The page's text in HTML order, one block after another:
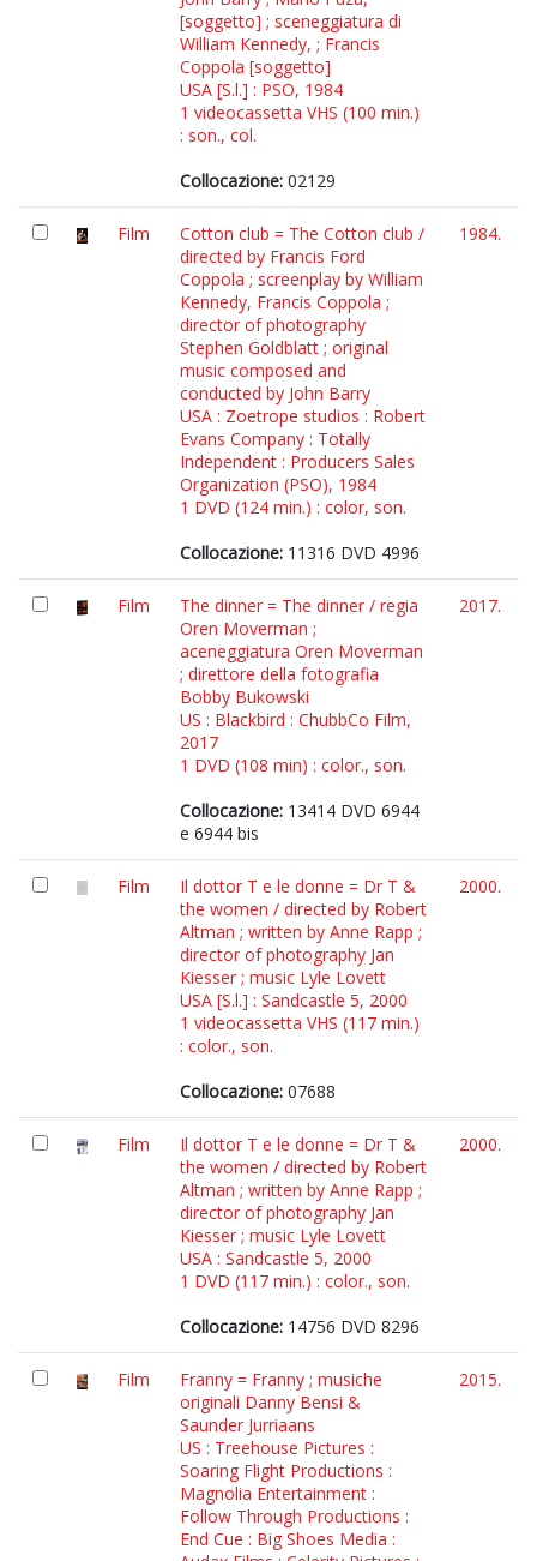
[soggetto] ; sceneggiatura di
William Kennedy, ; Francis
Coppola [soggetto]
USA [S.l.] : PSO, 1984
1 videocassetta VHS (100 min.)
: son., col.
Collocazione: 02129
Film
Cotton club = The Cotton club /
directed by Francis Ford
Coppola ; screenplay by William
Kennedy, Francis Coppola ;
director of photography
Stephen Goldblatt ; original
music composed and
conducted by John Barry
USA : Zoetrope studios : Robert
Evans Company : Totally
Independent : Producers Sales
Organization (PSO), 1984
1 DVD (124 min.) : color, son.
Collocazione: 11316 DVD 4996
1984.
Film
The dinner = The dinner / regia
Oren Moverman ;
aceneggiatura Oren Moverman
; direttore della fotografia
Bobby Bukowski
US : Blackbird : ChubbCo Film,
2017
1 DVD (108 min) : color., son.
Collocazione: 13414 DVD 6944
e 6944 bis
2017.
Film
Il dottor T e le donne = Dr T &
the women / directed by Robert
Altman ; written by Anne Rapp ;
director of photography Jan
Kiesser ; music Lyle Lovett
USA [S.l.] : Sandcastle 5, 2000
1 videocassetta VHS (117 min.)
: color., son.
Collocazione: 07688
2000.
Film
Il dottor T e le donne = Dr T &
the women / directed by Robert
Altman ; written by Anne Rapp ;
director of photography Jan
Kiesser ; music Lyle Lovett
USA : Sandcastle 5, 2000
1 DVD (117 min.) : color., son.
Collocazione: 14756 DVD 8296
2000.
Film
Franny = Franny ; musiche
originali Danny Bensi &
Saunder Jurriaans
US : Treehouse Pictures :
Soaring Flight Productions :
Magnolia Entertainment :
Follow Through Productions :
End Cue : Big Shoes Media :
2015.